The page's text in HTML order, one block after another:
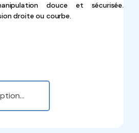
douce et sécurisée.
droite ou courbe.